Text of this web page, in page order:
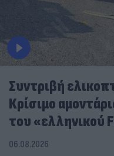
Συντριβή
Κρίσιμο
του «ελληνικού
06.08.2026